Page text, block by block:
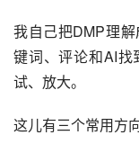
我自己把DMP理
键词、评论和AI找
试、放大。
这儿有三个常用方